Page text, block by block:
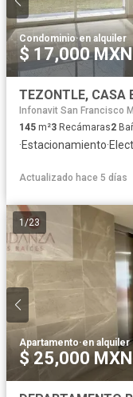
Condominio·en alquiler
$ 17,000 MXN
TEZONTLE, CASA
Infonavit San Francisco
145 m²3 Recámaras2
·Estacionamiento·
Actualizado hace 5 días
1 /23
Apartamento·en alquiler
$ 25,000 MXN